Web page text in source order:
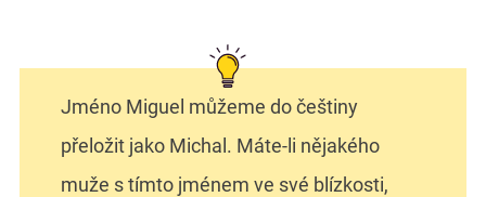
Jméno Miguel můžeme do češtiny
přeložit jako Michal. Máte-li nějakého
muže s tímto jménem ve své blízkosti,